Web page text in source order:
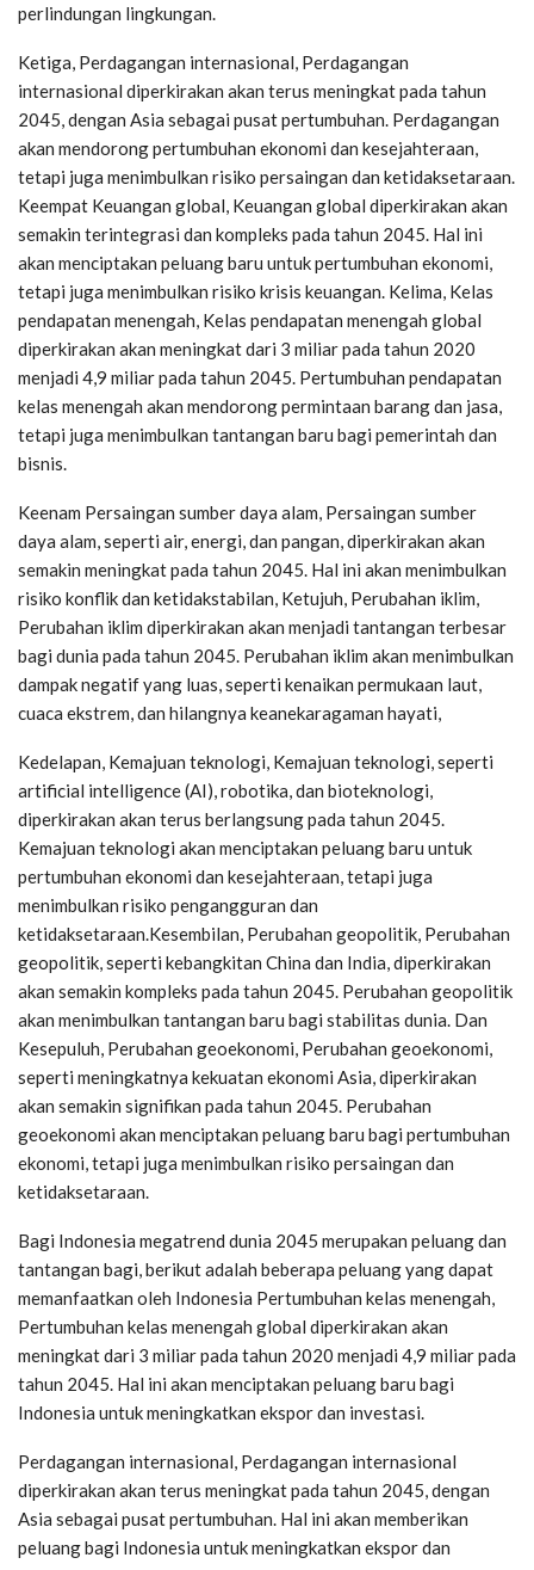
perlindungan lingkungan.
Ketiga, Perdagangan internasional, Perdagangan
internasional diperkirakan akan terus meningkat pada tahun
2045, dengan Asia sebagai pusat pertumbuhan. Perdagangan
akan mendorong pertumbuhan ekonomi dan kesejahteraan,
tetapi juga menimbulkan risiko persaingan dan ketidaksetaraan.
Keempat Keuangan global, Keuangan global diperkirakan akan
semakin terintegrasi dan kompleks pada tahun 2045. Hal ini
akan menciptakan peluang baru untuk pertumbuhan ekonomi,
tetapi juga menimbulkan risiko krisis keuangan. Kelima, Kelas
pendapatan menengah, Kelas pendapatan menengah global
diperkirakan akan meningkat dari 3 miliar pada tahun 2020
menjadi 4,9 miliar pada tahun 2045. Pertumbuhan pendapatan
kelas menengah akan mendorong permintaan barang dan jasa,
tetapi juga menimbulkan tantangan baru bagi pemerintah dan
bisnis.
Keenam Persaingan sumber daya alam, Persaingan sumber
daya alam, seperti air, energi, dan pangan, diperkirakan akan
semakin meningkat pada tahun 2045. Hal ini akan menimbulkan
risiko konflik dan ketidakstabilan, Ketujuh, Perubahan iklim,
Perubahan iklim diperkirakan akan menjadi tantangan terbesar
bagi dunia pada tahun 2045. Perubahan iklim akan menimbulkan
dampak negatif yang luas, seperti kenaikan permukaan laut,
cuaca ekstrem, dan hilangnya keanekaragaman hayati,
Kedelapan, Kemajuan teknologi, Kemajuan teknologi, seperti
artificial intelligence (AI), robotika, dan bioteknologi,
diperkirakan akan terus berlangsung pada tahun 2045.
Kemajuan teknologi akan menciptakan peluang baru untuk
pertumbuhan ekonomi dan kesejahteraan, tetapi juga
menimbulkan risiko pengangguran dan
ketidaksetaraan.Kesembilan, Perubahan geopolitik, Perubahan
geopolitik, seperti kebangkitan China dan India, diperkirakan
akan semakin kompleks pada tahun 2045. Perubahan geopolitik
akan menimbulkan tantangan baru bagi stabilitas dunia. Dan
Kesepuluh, Perubahan geoekonomi, Perubahan geoekonomi,
seperti meningkatnya kekuatan ekonomi Asia, diperkirakan
akan semakin signifikan pada tahun 2045. Perubahan
geoekonomi akan menciptakan peluang baru bagi pertumbuhan
ekonomi, tetapi juga menimbulkan risiko persaingan dan
ketidaksetaraan.
Bagi Indonesia megatrend dunia 2045 merupakan peluang dan
tantangan bagi, berikut adalah beberapa peluang yang dapat
memanfaatkan oleh Indonesia Pertumbuhan kelas menengah,
Pertumbuhan kelas menengah global diperkirakan akan
meningkat dari 3 miliar pada tahun 2020 menjadi 4,9 miliar pada
tahun 2045. Hal ini akan menciptakan peluang baru bagi
Indonesia untuk meningkatkan ekspor dan investasi.
Perdagangan internasional, Perdagangan internasional
diperkirakan akan terus meningkat pada tahun 2045, dengan
Asia sebagai pusat pertumbuhan. Hal ini akan memberikan
peluang bagi Indonesia untuk meningkatkan ekspor dan